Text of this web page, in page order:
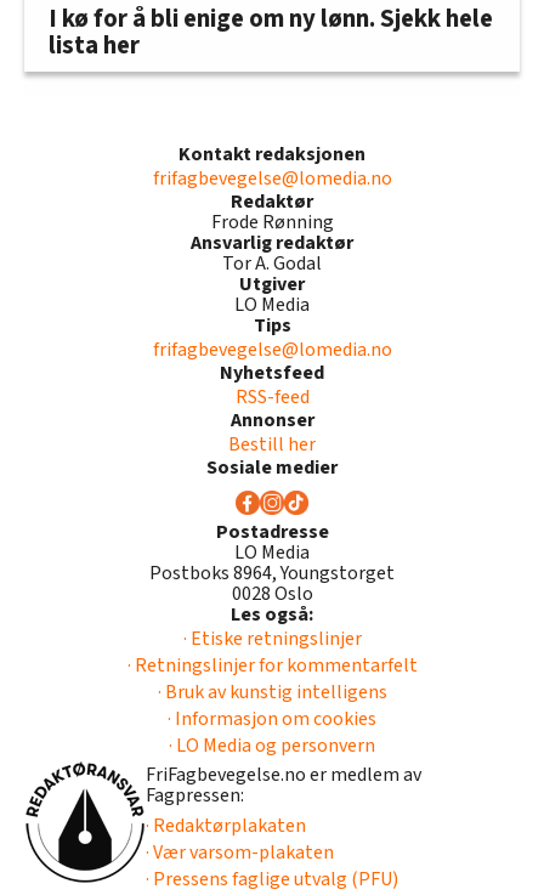
I kø for å bli enige om ny lønn. Sjekk hele
lista her
Kontakt redaksjonen
frifagbevegelse@lomedia.no
Redaktør
Frode Rønning
Ansvarlig redaktør
Tor A. Godal
Utgiver
LO Media
Tips
frifagbevegelse@lomedia.no
Nyhetsfeed
RSS-feed
Annonser
Bestill her
Sosiale medier
Postadresse
LO Media
Postboks 8964, Youngstorget
0028 Oslo
Les også:
· Etiske retningslinjer
· Retningslinjer for kommentarfelt
· Bruk av kunstig intelligens
· Informasjon om cookies
· LO Media og personvern
FriFagbevegelse.no er medlem av
Fagpressen:
· Redaktørplakaten
· Vær varsom-plakaten
· Pressens faglige utvalg (PFU)